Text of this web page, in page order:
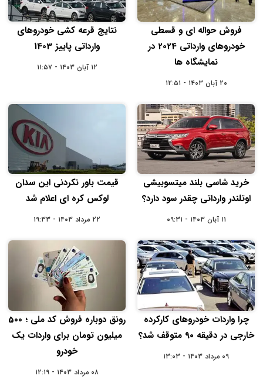
فروش حواله ای و قسطی
خودروهای وارداتی 2024 در
نمایشگاه ها
۲۰ آبان ۱۴۰۳ - ۱۲:۵۱
نتایج قرعه کشی خودروهای
وارداتی پاییز 1403
۱۲ آبان ۱۴۰۳ - ۱۱:۵۷
خرید شاسی بلند میتسوبیشی
اوتلندر وارداتی چقدر سود دارد؟
۱۱ آبان ۱۴۰۳ - ۰۹:۳۱
قیمت باور نکردنی این سدان
لوکس کره‌ ای اعلام شد
۲۲ مرداد ۱۴۰۳ - ۱۹:۳۳
چرا واردات خودروهای کارکرده
خارجی در دقیقه ۹۰ متوقف شد؟
۰۹ مرداد ۱۴۰۳ - ۱۳:۰۳
رونق دوباره فروش کد ملی ؛ 500
میلیون تومان برای واردات یک
خودرو
۰۸ مرداد ۱۴۰۳ - ۱۲:۱۹